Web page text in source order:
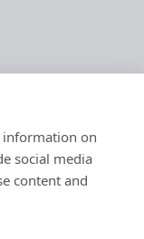
information on
social media
content and